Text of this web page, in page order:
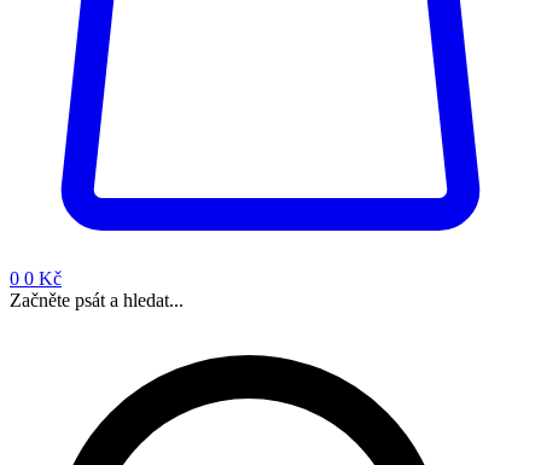
0 0 Kč
Začněte psát a hledat...